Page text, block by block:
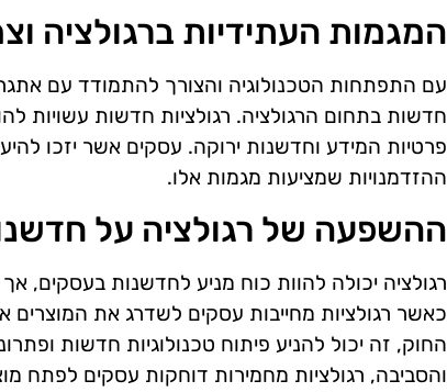
המגמות העתידיות ברגולציה
עם התפתחות הטכנולוגיה והצורך להתמודד עם
חדשות בתחום הרגולציה. רגולציות חדשות עשויות
פרטיות המידע וחדשנות ירוקה. עסקים אשר יזכו
ההזדמנויות שמציעות מגמות אלו.
ההשפעה של רגולציה על
רגולציה יכולה להוות כוח מניע לחדשנות בעסקים,
כאשר רגולציות מחייבות עסקים לשדרג את המוצרים
החוק, זה יכול להניע פיתוח טכנולוגיות חדשות
והסביבה, רגולציות מחמירות דוחקות עסקים לפתח